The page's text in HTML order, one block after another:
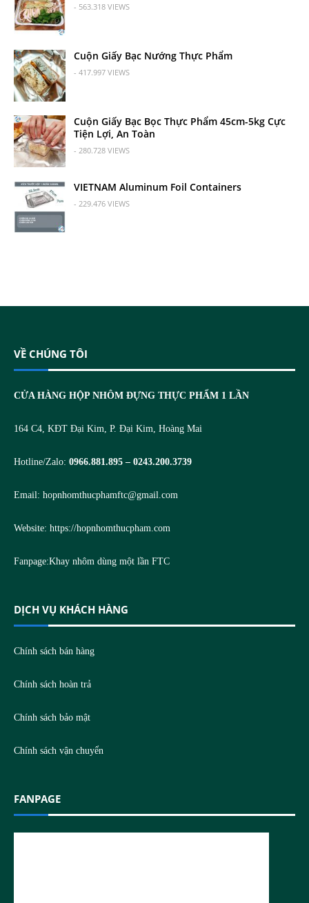
- 563.318 VIEWS
Cuộn Giấy Bạc Nướng Thực Phẩm
- 417.997 VIEWS
Cuộn Giấy Bạc Bọc Thực Phẩm 45cm-5kg Cực
Tiện Lợi, An Toàn
- 280.728 VIEWS
VIETNAM Aluminum Foil Containers
- 229.476 VIEWS
VỀ CHÚNG TÔI
CỬA HÀNG HỘP NHÔM ĐỰNG THỰC PHẨM 1 LẦN
164 C4, KĐT Đại Kim, P. Đại Kim, Hoàng Mai
Hotline/Zalo: 0966.881.895 – 0243.200.3739
Email: hopnhomthucphamftc@gmail.com
Website: https://hopnhomthucpham.com
Fanpage:Khay nhôm dùng một lần FTC
DỊCH VỤ KHÁCH HÀNG
Chính sách bán hàng
Chính sách hoàn trả
Chính sách bảo mật
Chính sách vận chuyển
FANPAGE